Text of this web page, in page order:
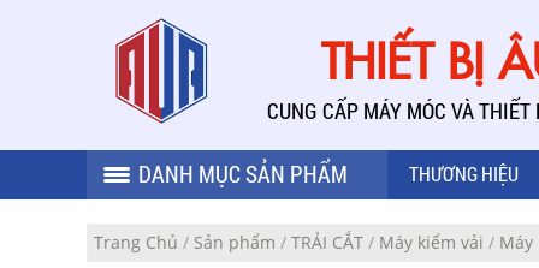
THIẾT BỊ
CUNG CẤP MÁY MÓC VÀ
DANH MỤC SẢN PHẨM THƯƠNG HIỆU
Trang Chủ / Sản phẩm / TRẢI CẮT / Máy kiểm vải / Máy